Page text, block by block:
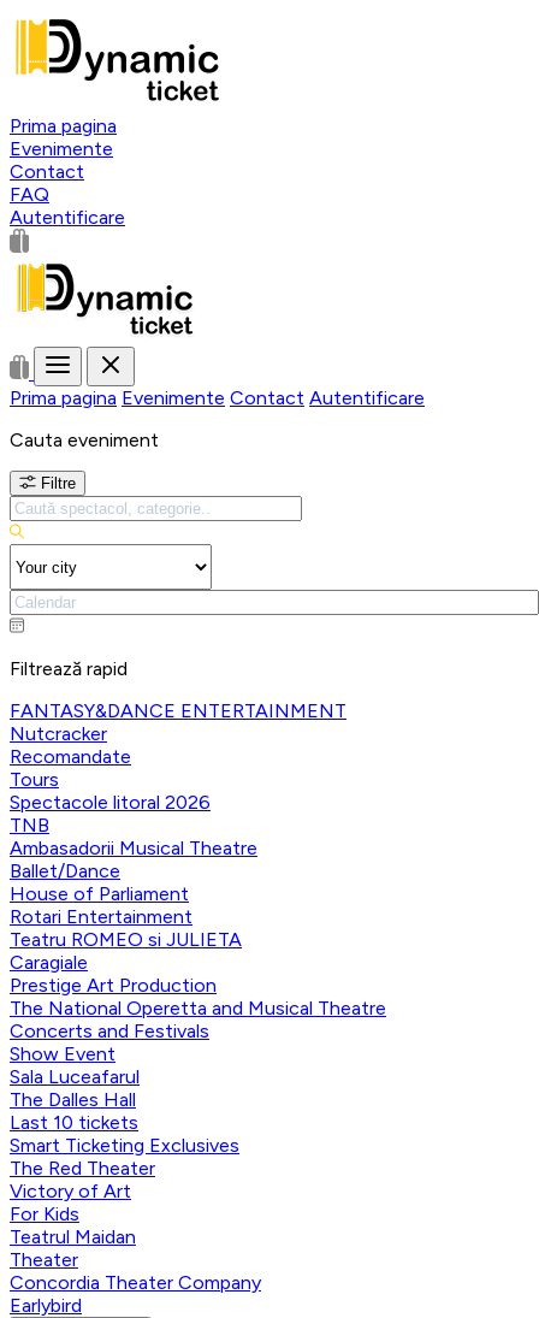
Prima pagina
Evenimente
Contact
FAQ
Autentificare
Prima pagina Evenimente Contact Autentificare
Cauta eveniment
Filtre
Filtrează rapid
FANTASY&DANCE ENTERTAINMENT
Nutcracker
Recomandate
Tours
Spectacole litoral 2026
TNB
Ambasadorii Musical Theatre
Ballet/Dance
House of Parliament
Rotari Entertainment
Teatru ROMEO si JULIETA
Caragiale
Prestige Art Production
The National Operetta and Musical Theatre
Concerts and Festivals
Show Event
Sala Luceafarul
The Dalles Hall
Last 10 tickets
Smart Ticketing Exclusives
The Red Theater
Victory of Art
For Kids
Teatrul Maidan
Theater
Concordia Theater Company
Earlybird